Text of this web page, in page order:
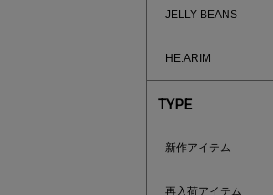
JELLY BEANS
HE:ARIM
TYPE
新作アイテム
再入荷アイテム